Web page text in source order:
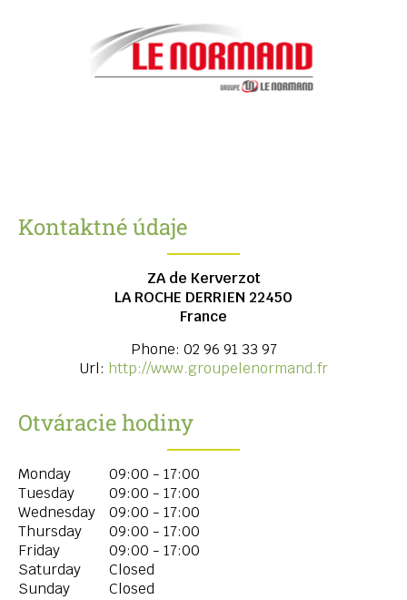
Kontaktné údaje
ZA de Kerverzot
LA ROCHE DERRIEN 22450
France
Phone: 02 96 91 33 97
Url: http://www.groupelenormand.fr
Otváracie hodiny
Monday
09:00 - 17:00
Tuesday
09:00 - 17:00
Wednesday
09:00 - 17:00
Thursday
09:00 - 17:00
Friday
09:00 - 17:00
Saturday
Closed
Sunday
Closed